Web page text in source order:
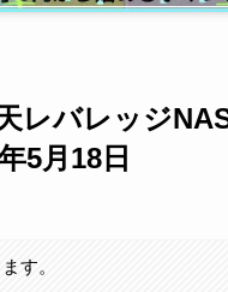
レバレッジ
5月18日
す。